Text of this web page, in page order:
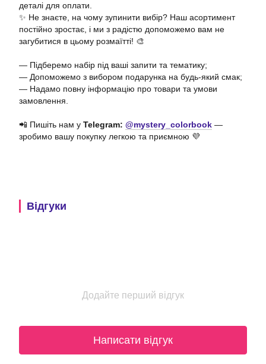
деталі для оплати.
✨ Не знаєте, на чому зупинити вибір? Наш асортимент
постійно зростає, і ми з радістю допоможемо вам не
загубитися в цьому розмаїтті! 🎨
— Підберемо набір під ваші запити та тематику;
— Допоможемо з вибором подарунка на будь-який смак;
— Надамо повну інформацію про товари та умови
замовлення.
📲 Пишіть нам у Telegram: @mystery_colorbook —
зробимо вашу покупку легкою та приємною 💜
Відгуки
Додайте перший відгук
Написати відгук